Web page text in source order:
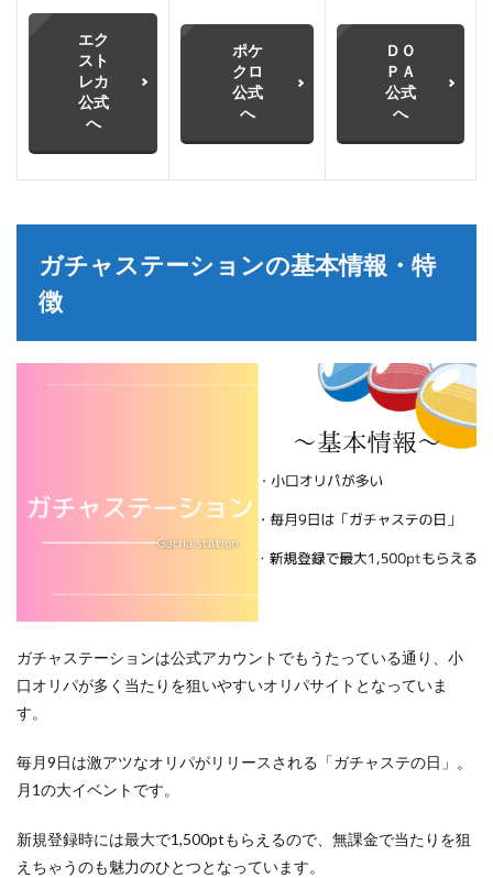
エク
スト
レカ
公式
へ
ポケ
クロ
公式
へ
ＤＯ
ＰＡ
公式
へ
ガチャステーションの基本情報・特
徴
ガチャステーションは公式アカウントでもうたっている通り、小
口オリパが多く当たりを狙いやすいオリパサイトとなっていま
す。
毎月9日は激アツなオリパがリリースされる「ガチャステの日」。
月1の大イベントです。
新規登録時には最大で1,500ptもらえるので、無課金で当たりを狙
えちゃうのも魅力のひとつとなっています。